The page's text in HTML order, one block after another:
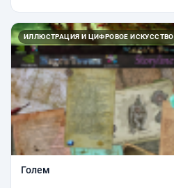
ИЛЛЮСТРАЦИЯ И ЦИФРОВОЕ ИСКУССТВО
Голем